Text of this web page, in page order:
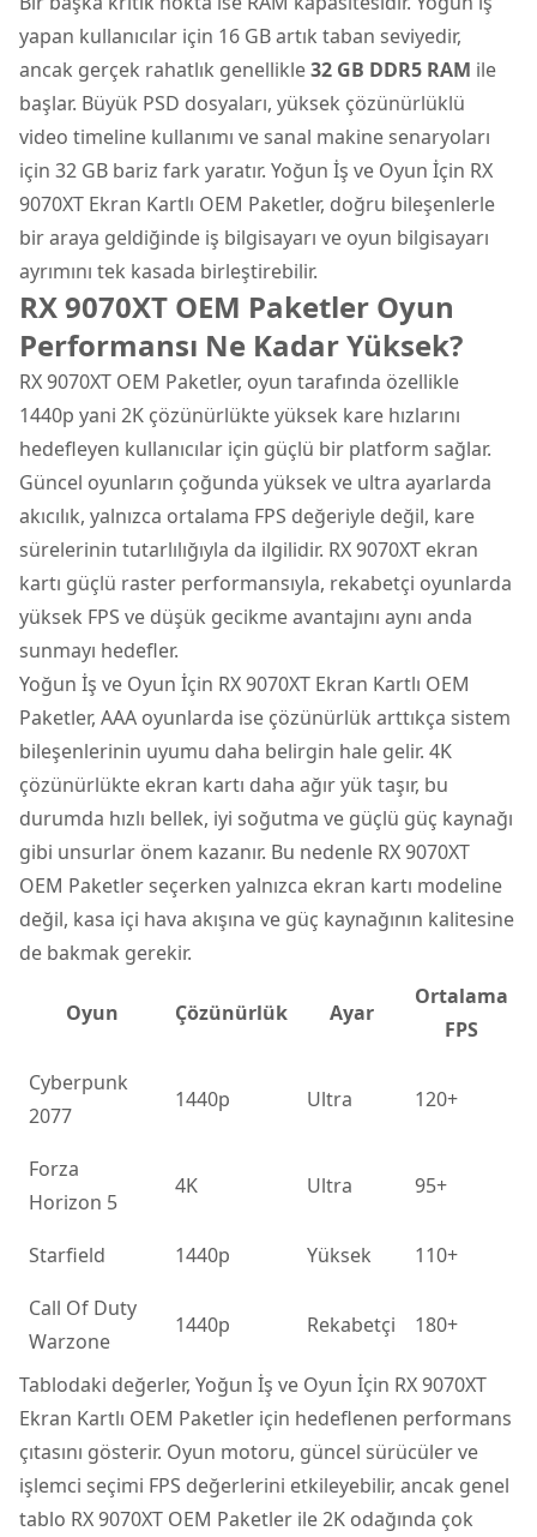
yapan kullanıcılar için 16 GB artık taban seviyedir,
ancak gerçek rahatlık genellikle32 GB DDR5 RAM ile
başlar. Büyük PSD dosyaları, yüksek çözünürlüklü
video timeline kullanımı ve sanal makine senaryoları
için 32 GB bariz fark yaratır. Yoğun İş ve Oyun İçin RX
9070XT Ekran Kartlı OEM Paketler, doğru bileşenlerle
bir araya geldiğinde iş bilgisayarı ve oyun bilgisayarı
ayrımını tek kasada birleştirebilir.
RX 9070XT OEM Paketler Oyun
Performansı Ne Kadar Yüksek?
RX 9070XT OEM Paketler, oyun tarafında özellikle
1440p yani 2K çözünürlükte yüksek kare hızlarını
hedefleyen kullanıcılar için güçlü bir platform sağlar.
Güncel oyunların çoğunda yüksek ve ultra ayarlarda
akıcılık, yalnızca ortalama FPS değeriyle değil, kare
sürelerinin tutarlılığıyla da ilgilidir. RX 9070XT ekran
kartı güçlü raster performansıyla, rekabetçi oyunlarda
yüksek FPS ve düşük gecikme avantajını aynı anda
sunmayı hedefler.
Yoğun İş ve Oyun İçin RX 9070XT Ekran Kartlı OEM
Paketler, AAA oyunlarda ise çözünürlük arttıkça sistem
bileşenlerinin uyumu daha belirgin hale gelir. 4K
çözünürlükte ekran kartı daha ağır yük taşır, bu
durumda hızlı bellek, iyi soğutma ve güçlü güç kaynağı
gibi unsurlar önem kazanır. Bu nedenle RX 9070XT
OEM Paketler seçerken yalnızca ekran kartı modeline
değil, kasa içi hava akışına ve güç kaynağının kalitesine
de bakmak gerekir.
Oyun Çözünürlük Ayar
Ortalama
FPS
Cyberpunk
2077
1440p Ultra 120+
Forza
Horizon 5
4K Ultra 95+
Starfield 1440p Yüksek
110+
Call Of Duty
Warzone
1440p Rekabetçi 180+
Tablodaki değerler, Yoğun İş ve Oyun İçin RX 9070XT
Ekran Kartlı OEM Paketler için hedeflenen performans
çıtasını gösterir. Oyun motoru, güncel sürücüler ve
işlemci seçimi FPS değerlerini etkileyebilir, ancak genel
tablo RX 9070XT OEM Paketler ile 2K odağında çok